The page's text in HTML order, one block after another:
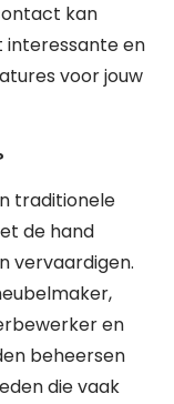
kan
interessante en
voor jouw
traditionele
de hand
vervaardigen.
en
beheersen
die vaak